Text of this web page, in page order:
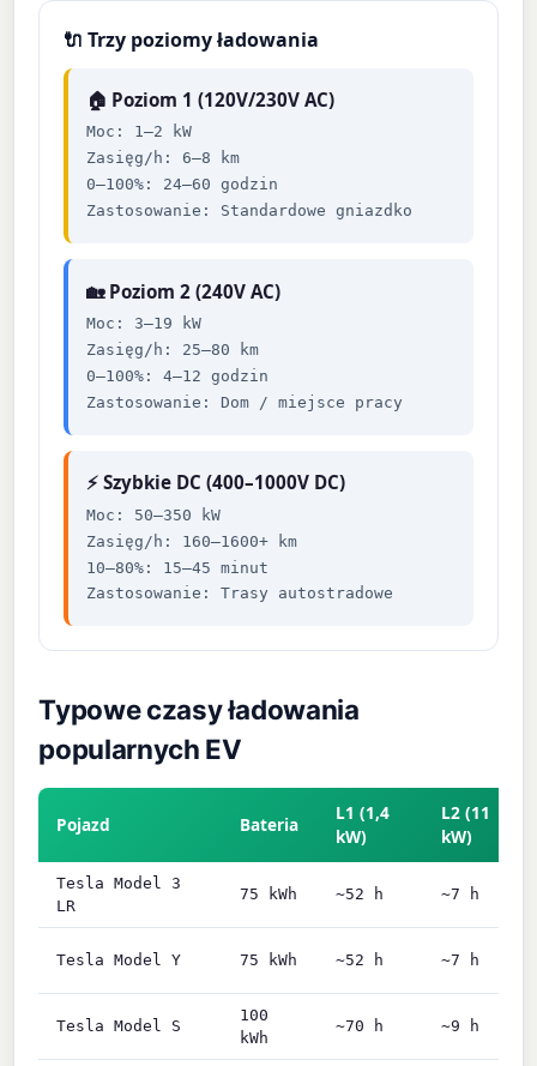
🔌 Trzy poziomy ładowania
🏠 Poziom 1 (120V/230V AC)
Moc: 1–2 kW
Zasięg/h: 6–8 km
0–100%: 24–60 godzin
Zastosowanie: Standardowe gniazdko
🏡 Poziom 2 (240V AC)
Moc: 3–19 kW
Zasięg/h: 25–80 km
0–100%: 4–12 godzin
Zastosowanie: Dom / miejsce pracy
⚡ Szybkie DC (400–1000V DC)
Moc: 50–350 kW
Zasięg/h: 160–1600+ km
10–80%: 15–45 minut
Zastosowanie: Trasy autostradowe
Typowe czasy ładowania
popularnych EV
Pojazd Bateria
L1 (1,4
kW)
L2 (11
kW)
Tesla Model 3
LR
75 kWh ~52 h ~7 h
Tesla Model Y 75 kWh ~52 h ~7 h
Tesla Model S
100
kWh
~70 h ~9 h